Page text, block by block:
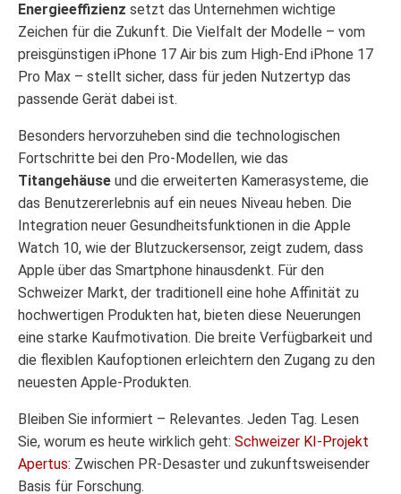
Energieeffizienz setzt das Unternehmen wichtige
Zeichen für die Zukunft. Die Vielfalt der Modelle – vom
preisgünstigen iPhone 17 Air bis zum High-End iPhone 17
Pro Max – stellt sicher, dass für jeden Nutzertyp das
passende Gerät dabei ist.
Besonders hervorzuheben sind die technologischen
Fortschritte bei den Pro-Modellen, wie das
Titangehäuse und die erweiterten Kamerasysteme, die
das Benutzererlebnis auf ein neues Niveau heben. Die
Integration neuer Gesundheitsfunktionen in die Apple
Watch 10, wie der Blutzuckersensor, zeigt zudem, dass
Apple über das Smartphone hinausdenkt. Für den
Schweizer Markt, der traditionell eine hohe Affinität zu
hochwertigen Produkten hat, bieten diese Neuerungen
eine starke Kaufmotivation. Die breite Verfügbarkeit und
die flexiblen Kaufoptionen erleichtern den Zugang zu den
neuesten Apple-Produkten.
Bleiben Sie informiert – Relevantes. Jeden Tag. Lesen
Sie, worum es heute wirklich geht: Schweizer KI-Projekt
Apertus: Zwischen PR-Desaster und zukunftsweisender
Basis für Forschung.